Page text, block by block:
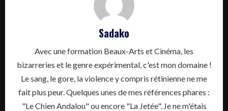
Sadako
Avec une formation Beaux-Arts et Cinéma, les
bizarreries et le genre expérimental, c'est mon domaine !
Le sang, le gore, la violence y compris rétinienne ne me
fait plus peur. Quelques unes de mes références phares :
"Le Chien Andalou" ou encore "La Jetée". Je ne m'étais